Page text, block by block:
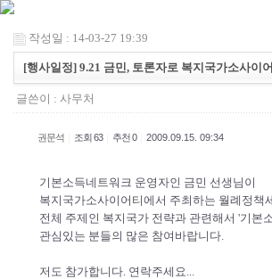
작성일 : 14-03-27 19:39
[행사일정] 9.21 금민, 토론자로 복지국가소사이
글쓴이 : 사무처
권문석 조회 63 추천 0 2009.09.15. 09:34
기본소득네트워크 운영자인 금민 선생님이
복지국가소사이어티에서 주최하는 월례정책
전체 주제인 복지국가 전략과 관련해서 '기본
관심있는 분들의 많은 참여바랍니다.
저도 참가합니다. 연락주세요...